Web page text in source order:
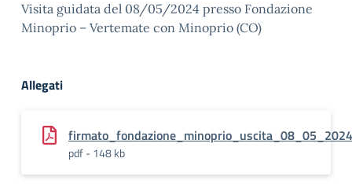
Visita guidata del 08/05/2024 presso Fondazione
Minoprio – Vertemate con Minoprio (CO)
Allegati
pdf - 148 kb